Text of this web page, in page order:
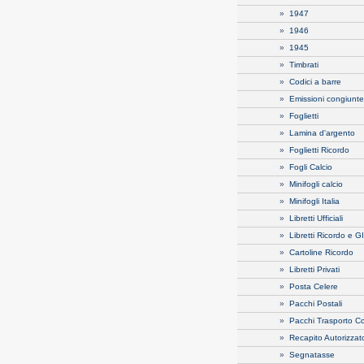
» 1947
» 1946
» 1945
» Timbrati
» Codici a barre
» Emissioni congiunte
» Foglietti
» Lamina d'argento
» Foglietti Ricordo
» Fogli Calcio
» Minifogli calcio
» Minifogli Italia
» Libretti Ufficiali
» Libretti Ricordo e
» Cartoline Ricordo
» Libretti Privati
» Posta Celere
» Pacchi Postali
» Pacchi Trasporto
» Recapito
» Segnatasse